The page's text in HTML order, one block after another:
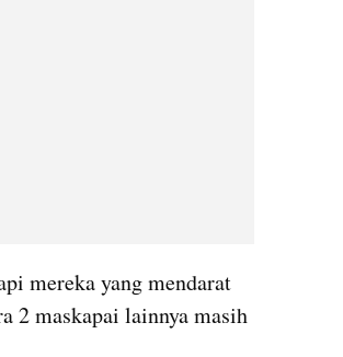
mereka yang mendarat
2 maskapai lainnya masih